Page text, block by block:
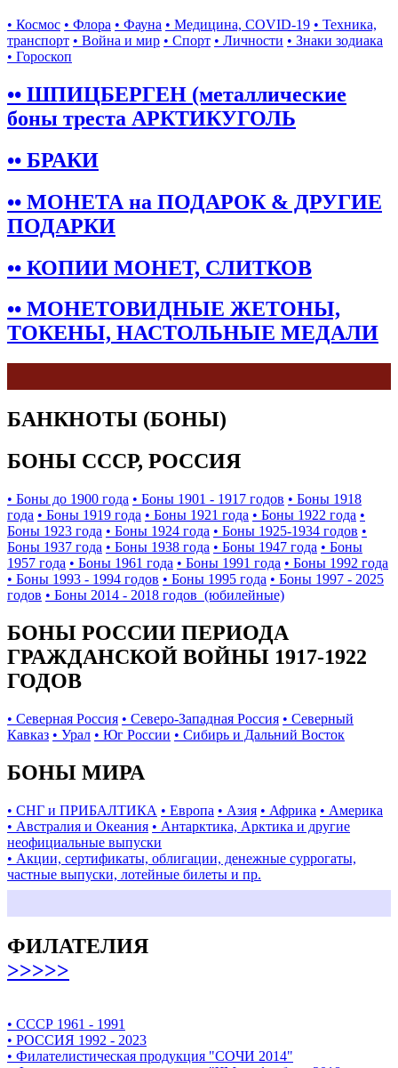
• Космос • Флора • Фауна • Медицина, COVID-19 • Техника,
транспорт • Война и мир • Спорт • Личности • Знаки зодиака
• Гороскоп
•• ШПИЦБЕРГЕН (металлические
боны треста АРКТИКУГОЛЬ
•• БРАКИ
•• МОНЕТА на ПОДАРОК & ДРУГИЕ
ПОДАРКИ
•• КОПИИ МОНЕТ, СЛИТКОВ
•• МОНЕТОВИДНЫЕ ЖЕТОНЫ,
ТОКЕНЫ, НАСТОЛЬНЫЕ МЕДАЛИ
БАНКНОТЫ (БОНЫ)
БОНЫ СССР, РОССИЯ
• Боны до 1900 года • Боны 1901 - 1917 годов • Боны 1918
года • Боны 1919 года • Боны 1921 года • Боны 1922 года •
Боны 1923 года • Боны 1924 года • Боны 1925-1934 годов •
Боны 1937 года • Боны 1938 года • Боны 1947 года • Боны
1957 года • Боны 1961 года • Боны 1991 года • Боны 1992 года
• Боны 1993 - 1994 годов • Боны 1995 года • Боны 1997 - 2025
годов • Боны 2014 - 2018 годов (юбилейные)
БОНЫ РОССИИ ПЕРИОДА
ГРАЖДАНСКОЙ ВОЙНЫ 1917-1922
ГОДОВ
• Северная Россия • Северо-Западная Россия • Северный
Кавказ • Урал • Юг России • Сибирь и Дальний Восток
БОНЫ МИРА
• СНГ и ПРИБАЛТИКА • Европа • Азия • Африка • Америка
• Австралия и Океания • Антарктика, Арктика и другие
неофициальные выпуски
• Акции, сертификаты, облигации, денежные суррогаты,
частные выпуски, лотейные билеты и пр.
ФИЛАТЕЛИЯ
>>>>>
• СССР 1961 - 1991
• РОССИЯ 1992 - 2023
• Филателистическая продукция "СОЧИ 2014"